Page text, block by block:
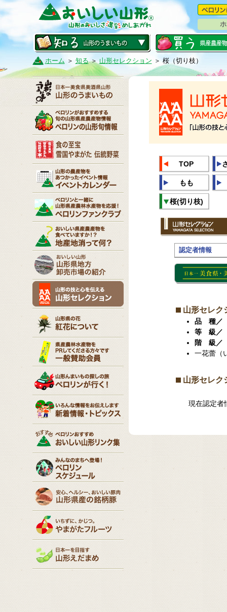
ホーム ＞ 知る＞山形セレクション ＞ 桜（切り枝）
TOP
もも
桜(切り枝)
認定者情報
山形セレク
品 種／
等 級／
階 級／
一花蕾（
山形セレク
現在認定者情